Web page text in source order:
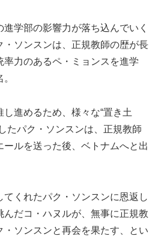
学部の影響力が落ち込んでいく
・ソンスンは、正規教師の歴が長
率力のあるペ・ミョンスを進学
進めるため、様々な“置き土
たパク・ソンスンは、正規教師
ールを送った後、ベトナムへと出
くれたパク・ソンスンに恩返し
だコ・ハヌルが、無事に正規教
・ソンスンと再会を果たす、とい